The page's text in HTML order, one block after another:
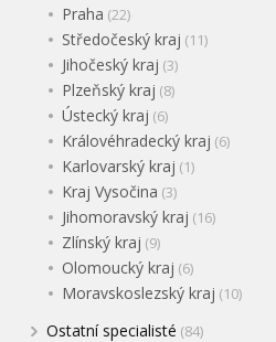
Praha (22)
Středočeský kraj (11)
Jihočeský kraj (3)
Plzeňský kraj (8)
Ústecký kraj (6)
Královéhradecký kraj (6)
Karlovarský kraj (1)
Kraj Vysočina (3)
Jihomoravský kraj (16)
Zlínský kraj (9)
Olomoucký kraj (6)
Moravskoslezský kraj (10)
Ostatní specialisté (84)